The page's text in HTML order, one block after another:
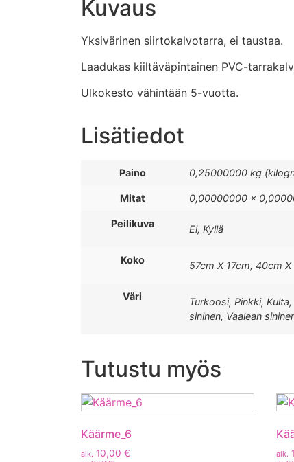
Kuvaus
Yksivärinen siirtokalvotarra, ei taustaa.
Laadukas kiiltäväpintainen PVC-
Ulkokesto vähintään 5-vuotta.
Lisätiedot
Paino 0,25000000 kg
Mitat 0,00000000 ×
Peilikuva Ei, Kyllä
Koko 57cm X 17cm, 40cm
Väri
Turkoosi, Pinkki,
sininen, Vaalean
Tutustu myös
Käärme_6
alk. 10,00 € alk.